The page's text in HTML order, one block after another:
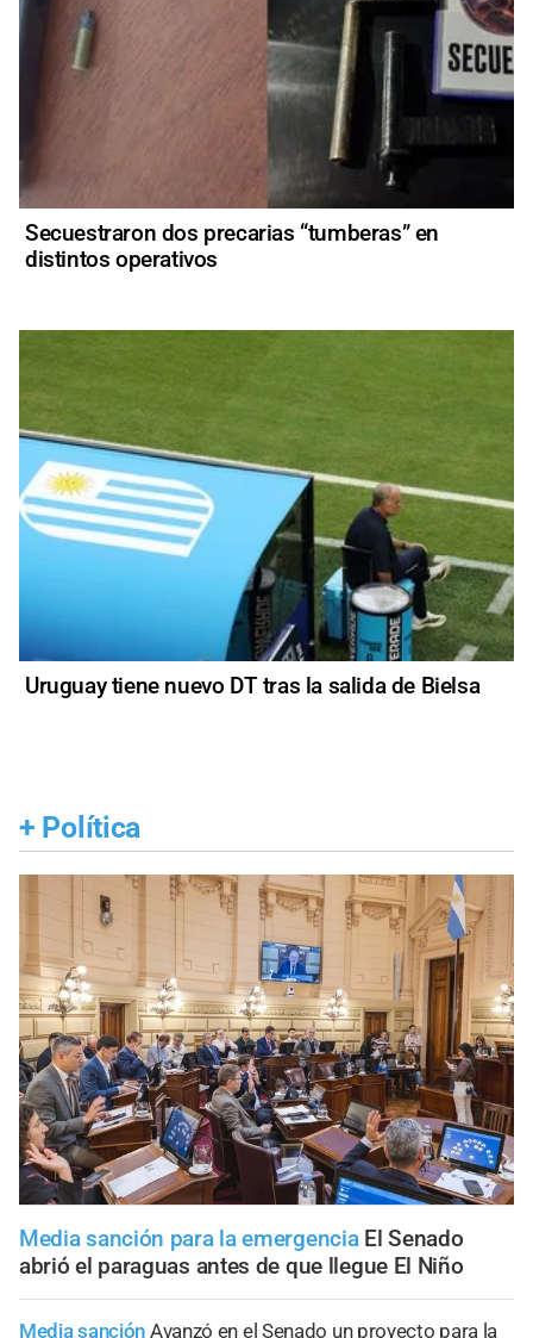
Secuestraron dos precarias “tumberas” en
distintos operativos
Uruguay tiene nuevo DT tras la salida de Bielsa
+ Política
Media sanción para la emergencia El Senado
abrió el paraguas antes de que llegue El Niño
Media sanción Avanzó en el Senado un proyecto para la